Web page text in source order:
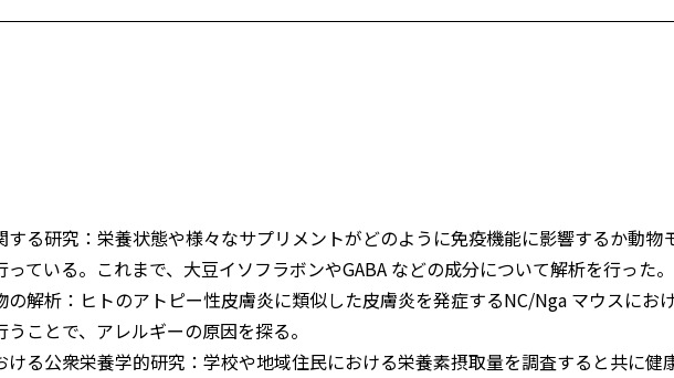
する研究：栄養状態や様々なサプリメントがどのように免疫機能に影響するか動物
ている。これまで、大豆イソフラボンやGABA などの成分について解析を行った。
の解析：ヒトのアトピー性皮膚炎に類似した皮膚炎を発症するNC/Nga マウスにお
ことで、アレルギーの原因を探る。
ける公衆栄養学的研究：学校や地域住民における栄養素摂取量を調査すると共に健